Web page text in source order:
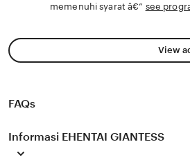
memenuhi syarat â€” see
View
FAQs
Informasi EHENTAI GIANTESS